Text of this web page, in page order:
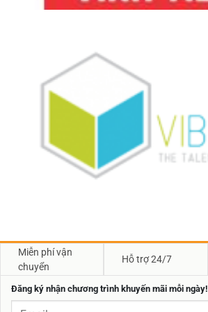
Miễn phí vận
chuyển
Hỗ trợ 24/7
Đăng ký nhận chương trình khuyến mãi mỗi ngày!